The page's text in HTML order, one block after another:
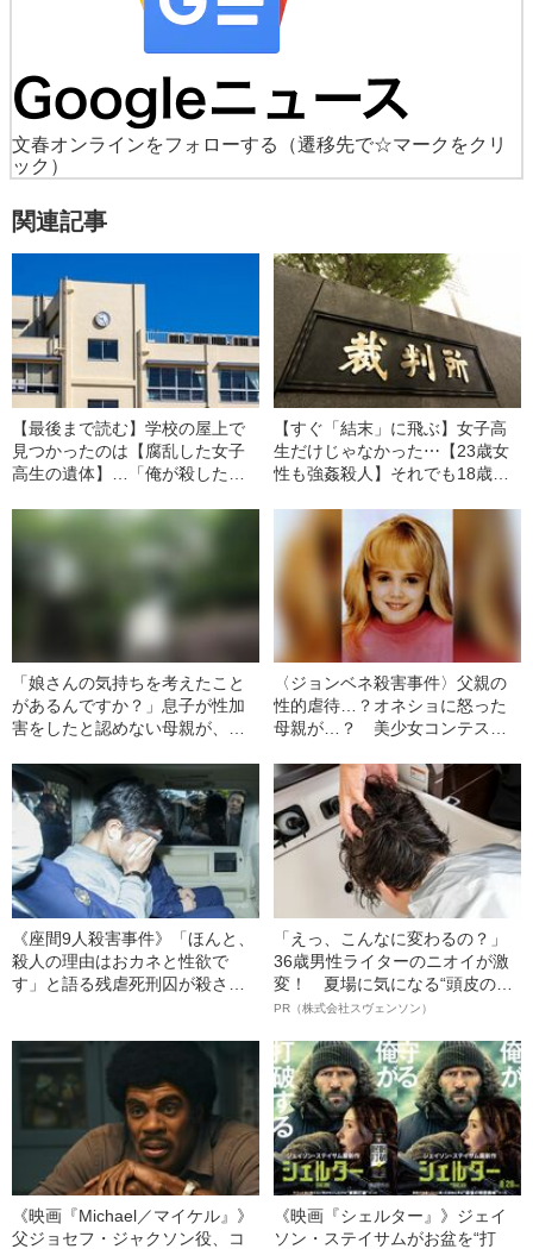
文春オンラインをフォローする
（遷移先で☆マークをクリ
ック）
関連記事
【最後まで読む】学校の屋上で
見つかったのは【腐乱した女子
高生の遺体】…「俺が殺した」
の犯人』（昭和33年の事件）
【すぐ「結末」に飛ぶ】女子高
生だけじゃなかった⋯【23歳女
性も強姦殺人】それでも18歳少
さかの理由”（昭和33年の事件）
「娘さんの気持ちを考えたこと
があるんですか？」息子が性加
害をしたと認めない母親が、逆
手すぎる一言”とは
〈ジョンベネ殺害事件〉父親の
性的虐待…？オネショに怒った
母親が…？ 美少女コンテスト
疑われたワケ
《座間9人殺害事件》「ほんと、
殺人の理由はおカネと性欲で
す」と語る残虐死刑囚が殺さな
「えっ、こんなに変わるの？」
36歳男性ライターのニオイが激
変！ 夏場に気になる“頭皮のニ
オイ”や“ベタつき”を解消す
ト”が生み出した徹底ケアとは
PR（株式会社スヴェンソン）
《映画『Michael／マイケル』》
父ジョセフ・ジャクソン役、コ
《映画『シェルター』》ジェイ
ソン・ステイサムがお盆を“打